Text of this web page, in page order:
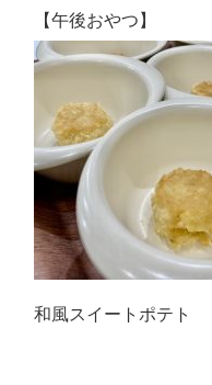
【午後おやつ】
和風スイートポテト